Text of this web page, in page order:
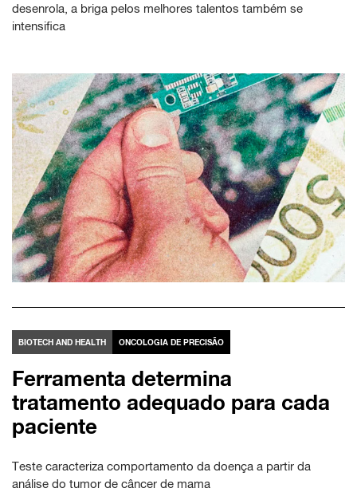
desenrola, a briga pelos melhores talentos também se
intensifica
BIOTECH AND HEALTH ONCOLOGIA DE PRECISÃO
Ferramenta determina
tratamento adequado para cada
paciente
Teste caracteriza comportamento da doença a partir da
análise do tumor de câncer de mama